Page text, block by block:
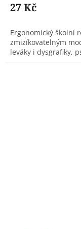
27 Kč
Ergonomický školní
zmizíkovatelným
leváky i dysgrafiky,